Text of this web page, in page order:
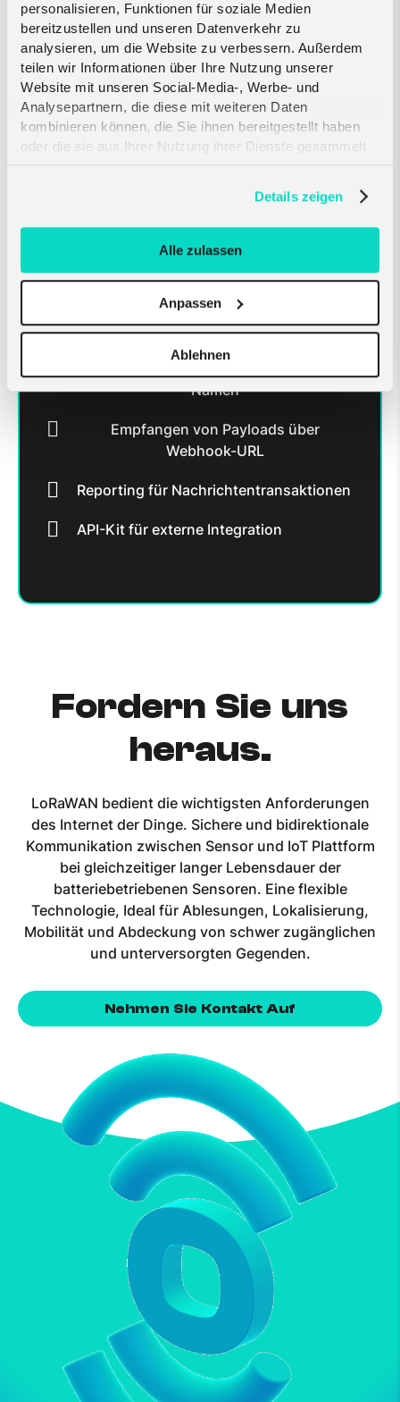
personalisieren, Funktionen für soziale Medien
bereitzustellen und unseren Datenverkehr zu
analysieren, um die Website zu verbessern. Außerdem
teilen wir Informationen über Ihre Nutzung unserer
Website mit unseren Social-Media-, Werbe- und
Analysepartnern, die diese mit weiteren Daten
kombinieren können, die Sie ihnen bereitgestellt haben
oder die sie aus Ihrer Nutzung ihrer Dienste gesammelt
Details zeigen
Alle zulassen
Anpassen
Ablehnen
Sichere Registrierung mit 2-Faktor-
Authentifizierung
Sensoren und Analysedetails anzeigen
Verwalten mehrerer Benutzer und Profile
Anzeigen und Herunterladen von
Online-Rechnungen
Einfaches Registrieren mehrerer
Sensoren über das Portal
Kennzeichnen Sie Ihre Sensoren und
Namen
Empfangen von Payloads über
Webhook-URL
Reporting für Nachrichtentransaktionen
API-Kit für externe Integration
Fordern Sie uns
heraus.
LoRaWAN bedient die wichtigsten Anforderungen
des Internet der Dinge. Sichere und bidirektionale
Kommunikation zwischen Sensor und IoT Plattform
bei gleichzeitiger langer Lebensdauer der
batteriebetriebenen Sensoren. Eine flexible
Technologie, Ideal für Ablesungen, Lokalisierung,
Mobilität und Abdeckung von schwer zugänglichen
und unterversorgten Gegenden.
Nehmen Sie Kontakt Auf